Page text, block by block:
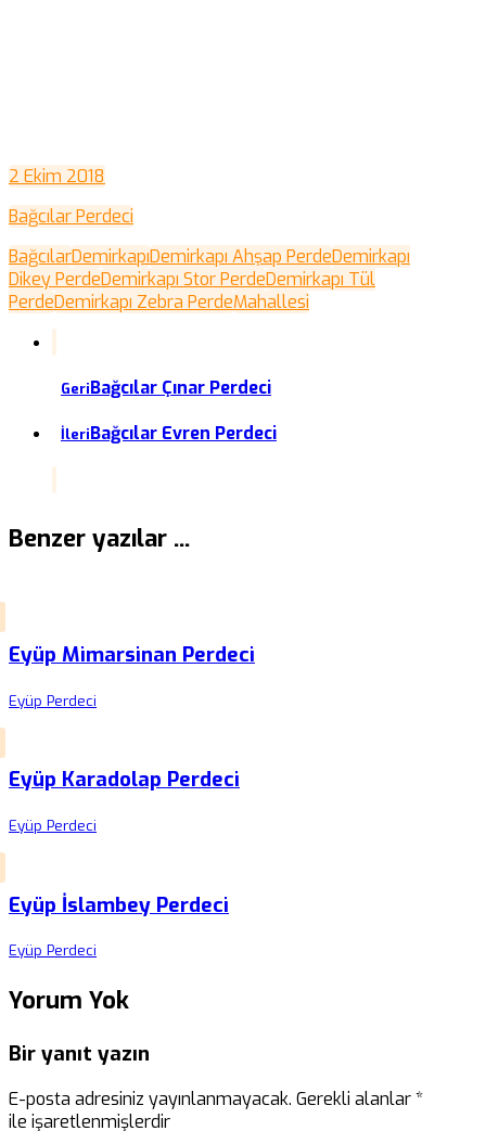
2 Ekim 2018
Bağcılar Perdeci
BağcılarDemirkapıDemirkapı Ahşap PerdeDemirkapı
Dikey PerdeDemirkapı Stor PerdeDemirkapı Tül
PerdeDemirkapı Zebra PerdeMahallesi
GeriBağcılar Çınar Perdeci
İleriBağcılar Evren Perdeci
Benzer yazılar ...
Eyüp Mimarsinan Perdeci
Eyüp Perdeci
Eyüp Karadolap Perdeci
Eyüp Perdeci
Eyüp İslambey Perdeci
Eyüp Perdeci
Yorum Yok
Bir yanıt yazın
E-posta adresiniz yayınlanmayacak. Gerekli alanlar*
ile işaretlenmişlerdir